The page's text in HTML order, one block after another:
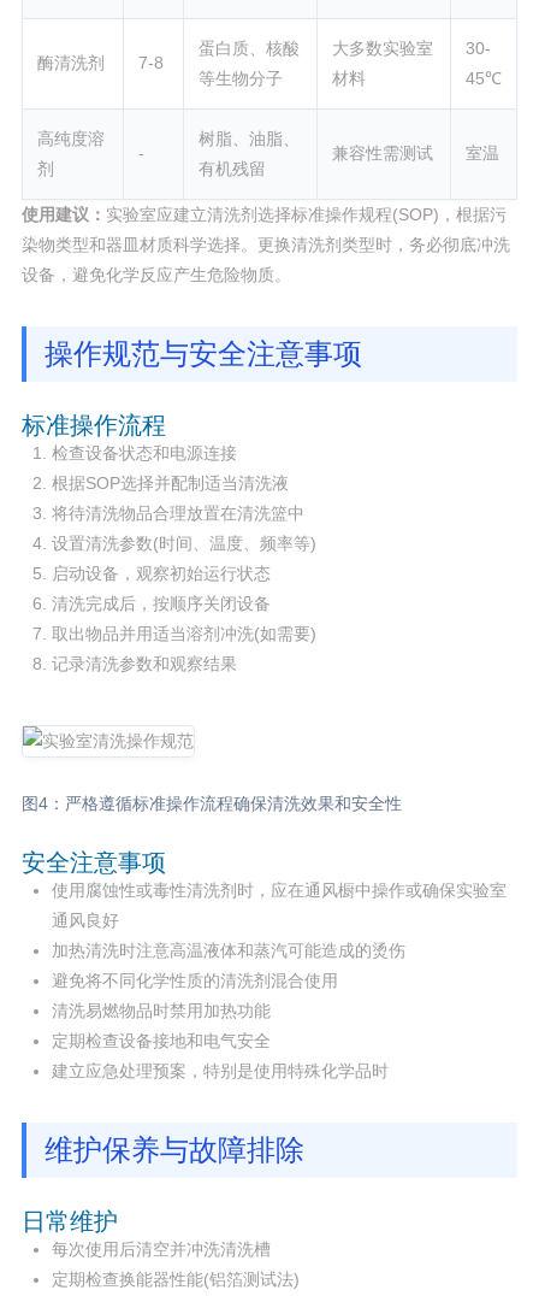
酶清洗剂 7-8
蛋白质、核酸
等生物分子
大多数实验室
材料
30-
45℃
高纯度溶
剂
-
树脂、油脂、
有机残留
兼容性需测试 室温
使用建议： 实验室应建立清洗剂选择标准操作规程(SOP)，根据污
染物类型和器皿材质科学选择。更换清洗剂类型时，务必彻底冲洗
设备，避免化学反应产生危险物质。
操作规范与安全注意事项
标准操作流程
检查设备状态和电源连接
根据SOP选择并配制适当清洗液
将待清洗物品合理放置在清洗篮中
设置清洗参数(时间、温度、频率等)
启动设备，观察初始运行状态
清洗完成后，按顺序关闭设备
取出物品并用适当溶剂冲洗(如需要)
记录清洗参数和观察结果
图4：严格遵循标准操作流程确保清洗效果和安全性
安全注意事项
使用腐蚀性或毒性清洗剂时，应在通风橱中操作或确保实验室
通风良好
加热清洗时注意高温液体和蒸汽可能造成的烫伤
避免将不同化学性质的清洗剂混合使用
清洗易燃物品时禁用加热功能
定期检查设备接地和电气安全
建立应急处理预案，特别是使用特殊化学品时
维护保养与故障排除
日常维护
每次使用后清空并冲洗清洗槽
定期检查换能器性能(铝箔测试法)